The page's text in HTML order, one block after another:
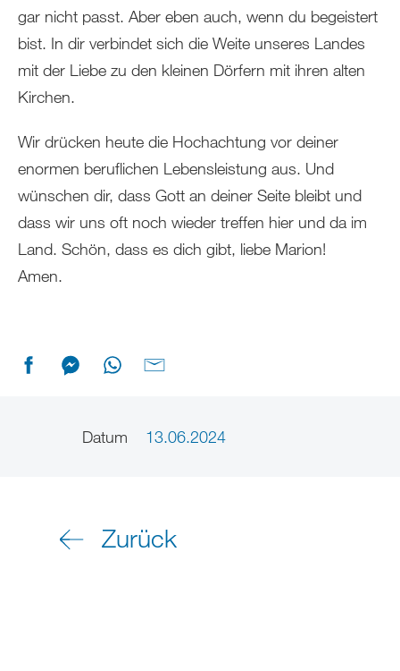
gar nicht passt. Aber eben auch, wenn du begeistert
bist. In dir verbindet sich die Weite unseres Landes
mit der Liebe zu den kleinen Dörfern mit ihren alten
Kirchen.
Wir drücken heute die Hochachtung vor deiner
enormen beruflichen Lebensleistung aus. Und
wünschen dir, dass Gott an deiner Seite bleibt und
dass wir uns oft noch wieder treffen hier und da im
Land. Schön, dass es dich gibt, liebe Marion!
Amen.
Datum 13.06.2024
Zurück